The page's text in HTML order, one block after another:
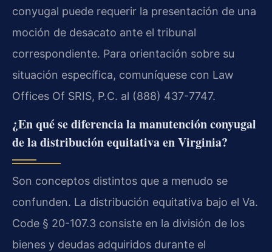
conyugal puede requerir la presentación de una
moción de desacato ante el tribunal
correspondiente. Para orientación sobre su
situación específica, comuníquese con Law
Offices Of SRIS, P.C. al (888) 437-7747.
¿En qué se diferencia la manutención conyugal
de la distribución equitativa en Virginia?
Son conceptos distintos que a menudo se
confunden. La distribución equitativa bajo el Va.
Code § 20-107.3 consiste en la división de los
bienes y deudas adquiridos durante el